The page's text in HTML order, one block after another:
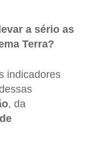
a sério as
Terra?
indicadores
, da